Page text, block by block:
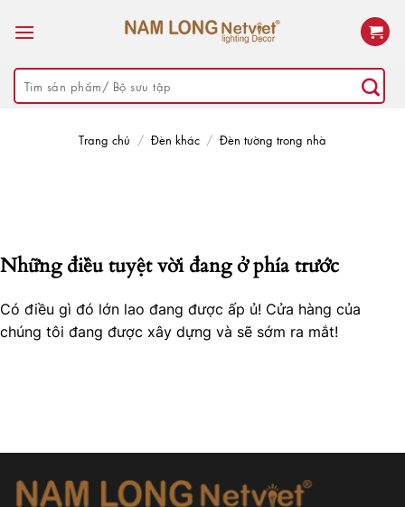
Tìm
kiếm:
Trang chủ / Đèn khác / Đèn tường trong nhà
Những điều tuyệt vời đang ở phía trước
Có điều gì đó lớn lao đang được ấp ủ! Cửa hàng của
chúng tôi đang được xây dựng và sẽ sớm ra mắt!